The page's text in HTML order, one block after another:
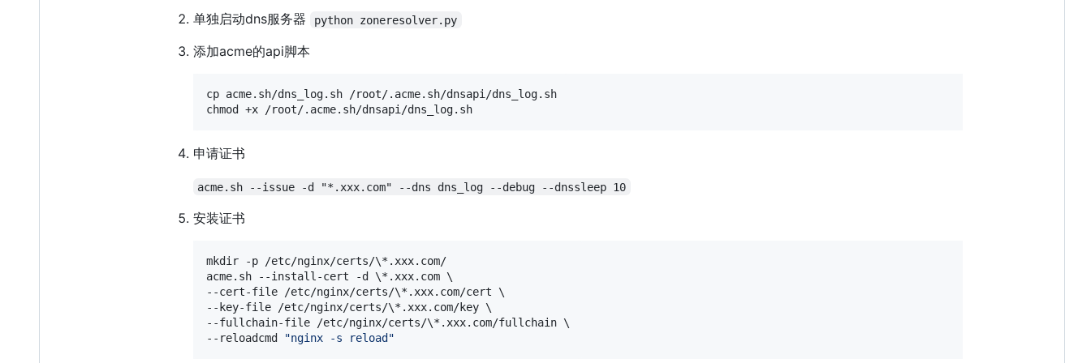
单独启动dns服务器 python zoneresolver.py
添加acme的api脚本
cp acme.sh/dns_log.sh /root/.acme.sh/dnsapi/dns_log.sh
chmod +x /root/.acme.sh/dnsapi/dns_log.sh
申请证书
acme.sh --issue -d "*.xxx.com" --dns dns_log --debug --dnssleep 10
安装证书
mkdir -p /etc/nginx/certs/\* .xxx.com/
acme.sh --install-cert -d \* .xxx.com \
--cert-file /etc/nginx/certs/\* .xxx.com/cert \
--key-file /etc/nginx/certs/\* .xxx.com/key \
--fullchain-file /etc/nginx/certs/\* .xxx.com/fullchain \
--reloadcmd
"nginx -s reload "